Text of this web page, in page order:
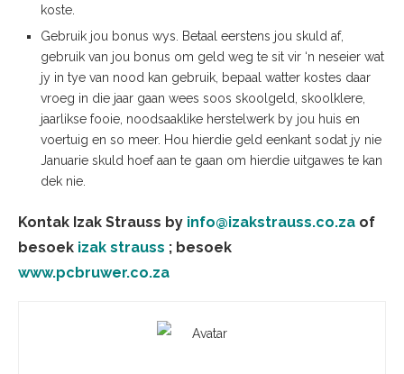
koste.
Gebruik jou bonus wys. Betaal eerstens jou skuld af,
gebruik van jou bonus om geld weg te sit vir ‘n neseier wat
jy in tye van nood kan gebruik, bepaal watter kostes daar
vroeg in die jaar gaan wees soos skoolgeld, skoolklere,
jaarlikse fooie, noodsaaklike herstelwerk by jou huis en
voertuig en so meer. Hou hierdie geld eenkant sodat jy nie
Januarie skuld hoef aan te gaan om hierdie uitgawes te kan
dek nie.
Kontak Izak Strauss by info@izakstrauss.co.za of
besoek izak strauss ; besoek
www.pcbruwer.co.za